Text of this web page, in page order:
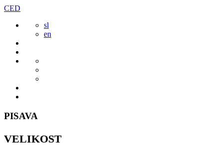
Preskoči
vsebine
CED
sl
en
PISAVA
VELIKOST